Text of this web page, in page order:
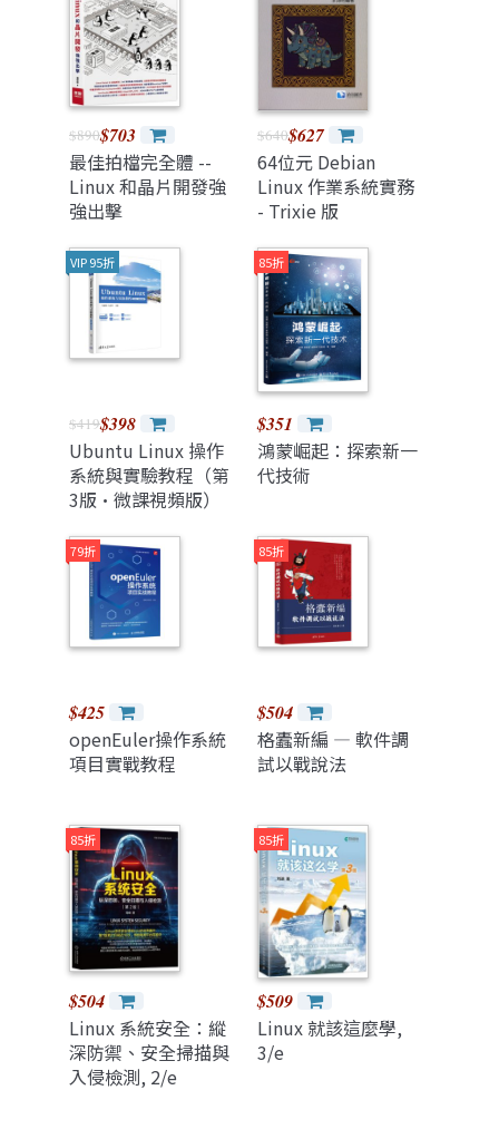
$890$703
最佳拍檔完全體 --
Linux 和晶片開發強
強出擊
$640$627
64位元 Debian
Linux 作業系統實務
- Trixie 版
VIP 95折
$419$398
Ubuntu Linux 操作
系統與實驗教程（第
3版·微課視頻版）
85折
$351
鴻蒙崛起：探索新一
代技術
79折
$425
openEuler操作系統
項目實戰教程
85折
$504
格蠹新編 — 軟件調
試以戰說法
85折
$504
Linux 系統安全：縱
深防禦、安全掃描與
入侵檢測, 2/e
85折
$509
Linux 就該這麼學,
3/e